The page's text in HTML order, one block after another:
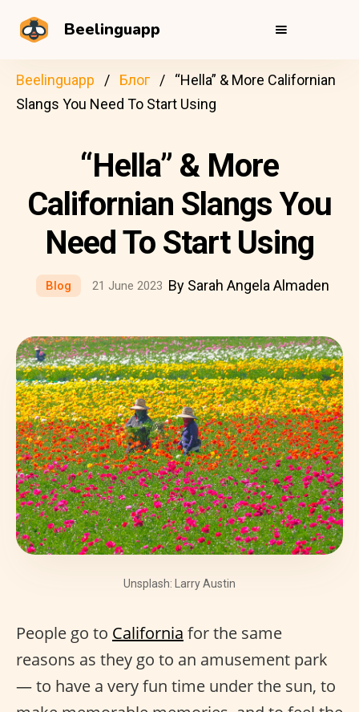
Beelinguapp
Beelinguapp Блог
“Hella” & More Californian
Slangs You Need To Start Using
“Hella” & More
Californian Slangs You
Need To Start Using
Blog 21 June 2023 By Sarah Angela Almaden
Unsplash: Larry Austin
People go to California for the same
reasons as they go to an amusement park
— to have a very fun time under the sun, to